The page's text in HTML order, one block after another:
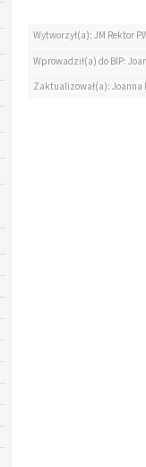
Wytworzył(a): JM Rektor
Wprowadził(a) do BIP:
Zaktualizował(a):